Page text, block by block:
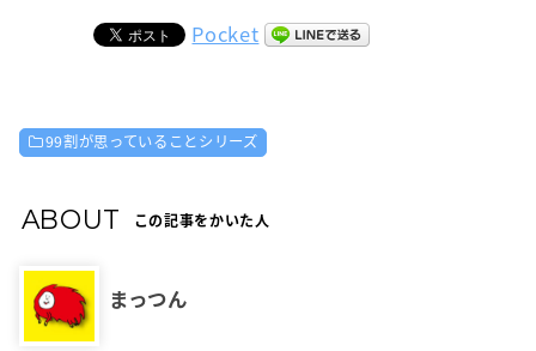
Pocket
99割が思っていることシリーズ
ABOUT この記事をかいた人
まっつん